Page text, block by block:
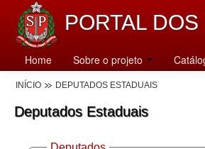
PORTAL
Home Sobre o projeto
INÍCIO DEPUTADOS ESTADUAIS
Deputados Estaduais